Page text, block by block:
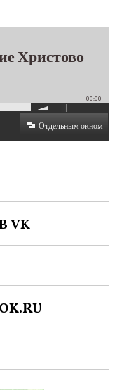
Христово
00:00
Отдельным окном
VK